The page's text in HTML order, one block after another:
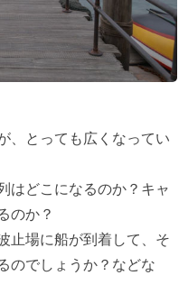
、とっても広くなってい
はどこになるのか？キャ
のか？
止場に船が到着して、そ
のでしょうか？などな